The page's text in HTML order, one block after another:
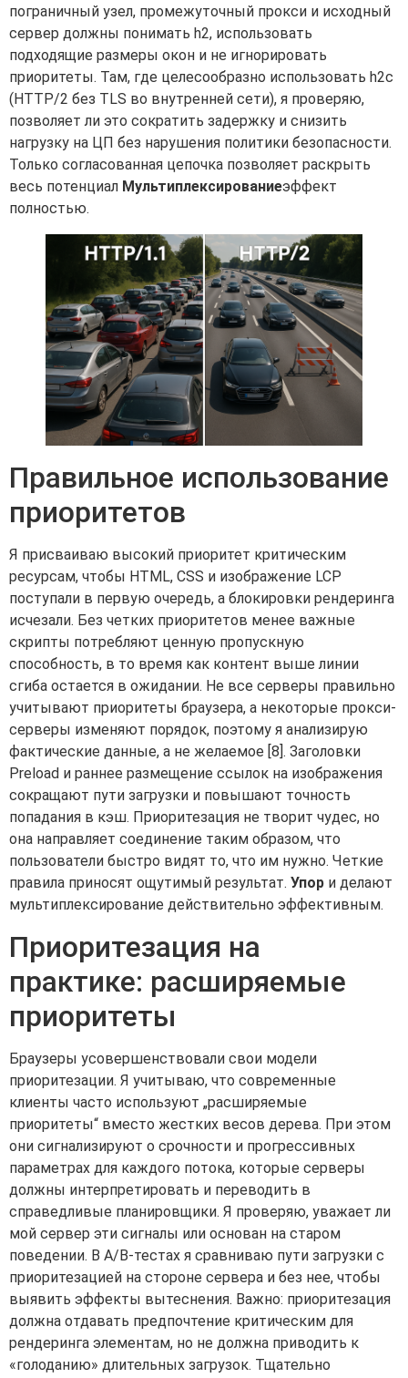
пограничный узел, промежуточный прокси и исходный
сервер должны понимать h2, использовать
подходящие размеры окон и не игнорировать
приоритеты. Там, где целесообразно использовать h2c
(HTTP/2 без TLS во внутренней сети), я проверяю,
позволяет ли это сократить задержку и снизить
нагрузку на ЦП без нарушения политики безопасности.
Только согласованная цепочка позволяет раскрыть
весь потенциал Мультиплексированиеэффект
полностью.
Правильное использование
приоритетов
Я присваиваю высокий приоритет критическим
ресурсам, чтобы HTML, CSS и изображение LCP
поступали в первую очередь, а блокировки рендеринга
исчезали. Без четких приоритетов менее важные
скрипты потребляют ценную пропускную
способность, в то время как контент выше линии
сгиба остается в ожидании. Не все серверы правильно
учитывают приоритеты браузера, а некоторые прокси-
серверы изменяют порядок, поэтому я анализирую
фактические данные, а не желаемое [8]. Заголовки
Preload и раннее размещение ссылок на изображения
сокращают пути загрузки и повышают точность
попадания в кэш. Приоритезация не творит чудес, но
она направляет соединение таким образом, что
пользователи быстро видят то, что им нужно. Четкие
правила приносят ощутимый результат. Упор и делают
мультиплексирование действительно эффективным.
Приоритезация на
практике: расширяемые
приоритеты
Браузеры усовершенствовали свои модели
приоритезации. Я учитываю, что современные
клиенты часто используют „расширяемые
приоритеты“ вместо жестких весов дерева. При этом
они сигнализируют о срочности и прогрессивных
параметрах для каждого потока, которые серверы
должны интерпретировать и переводить в
справедливые планировщики. Я проверяю, уважает ли
мой сервер эти сигналы или основан на старом
поведении. В A/B-тестах я сравниваю пути загрузки с
приоритезацией на стороне сервера и без нее, чтобы
выявить эффекты вытеснения. Важно: приоритезация
должна отдавать предпочтение критическим для
рендеринга элементам, но не должна приводить к
«голоданию» длительных загрузок. Тщательно